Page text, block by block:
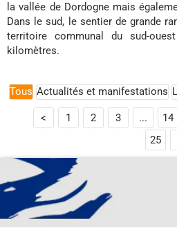
la vallée de Dordogne mais
Dans le sud, le sentier de grande
territoire communal du sud-
kilomètres.
Tous Actualités et manifestations
< 1 2 3 ... 14
25